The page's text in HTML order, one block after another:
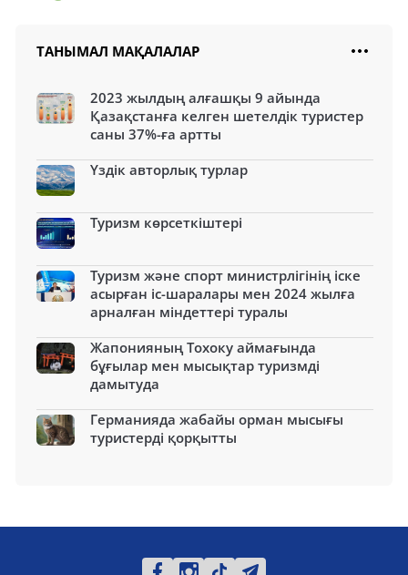
ТАНЫМАЛ МАҚАЛАЛАР
2023 жылдың алғашқы 9 айында
Қазақстанға келген шетелдік туристер
саны 37%-ға артты
Үздік авторлық турлар
Туризм көрсеткіштері
Туризм және спорт министрлігінің іске
асырған іс-шаралары мен 2024 жылға
арналған міндеттері туралы
Жапонияның Тохоку аймағында
бұғылар мен мысықтар туризмді
дамытуда
Германияда жабайы орман мысығы
туристерді қорқытты